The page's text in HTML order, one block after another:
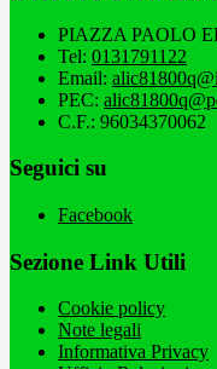
PIAZZA PAOLO
Tel: 0131791122
Email:
PEC:
C.F.: 96034370062
Seguici su
Facebook
Sezione Link Utili
Cookie policy
Note legali
Informativa Privacy